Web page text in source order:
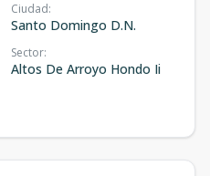
Ciudad:
Santo Domingo D.N.
Sector:
Altos De Arroyo Hondo Ii